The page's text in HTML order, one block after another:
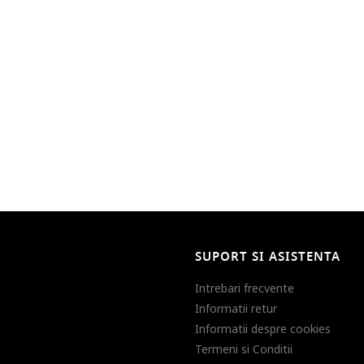
SUPORT SI ASISTENTA
Intrebari frecvente
Informatii retur
Informatii despre cookies
Termeni si Conditii